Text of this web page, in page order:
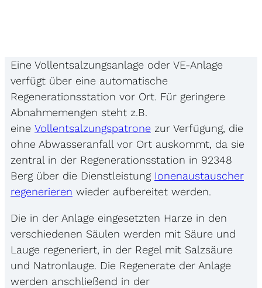
Eine Vollentsalzungsanlage oder VE-Anlage
verfügt über eine automatische
Regenerationsstation vor Ort. Für geringere
Abnahmemengen steht z.B.
eine Vollentsalzungspatrone zur Verfügung, die
ohne Abwasseranfall vor Ort auskommt, da sie
zentral in der Regenerationsstation in 92348
Berg über die Dienstleistung Ionenaustauscher
regenerieren wieder aufbereitet werden.
Die in der Anlage eingesetzten Harze in den
verschiedenen Säulen werden mit Säure und
Lauge regeneriert, in der Regel mit Salzsäure
und Natronlauge. Die Regenerate der Anlage
werden anschließend in der